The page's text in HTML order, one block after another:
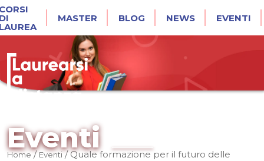
MASTER BLOG NEWS EVENTI
Eventi
Home/Eventi/Quale formazione per il futuro delle